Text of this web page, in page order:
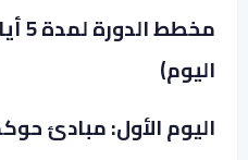
اليوم)
اليوم الأول: مبادئ